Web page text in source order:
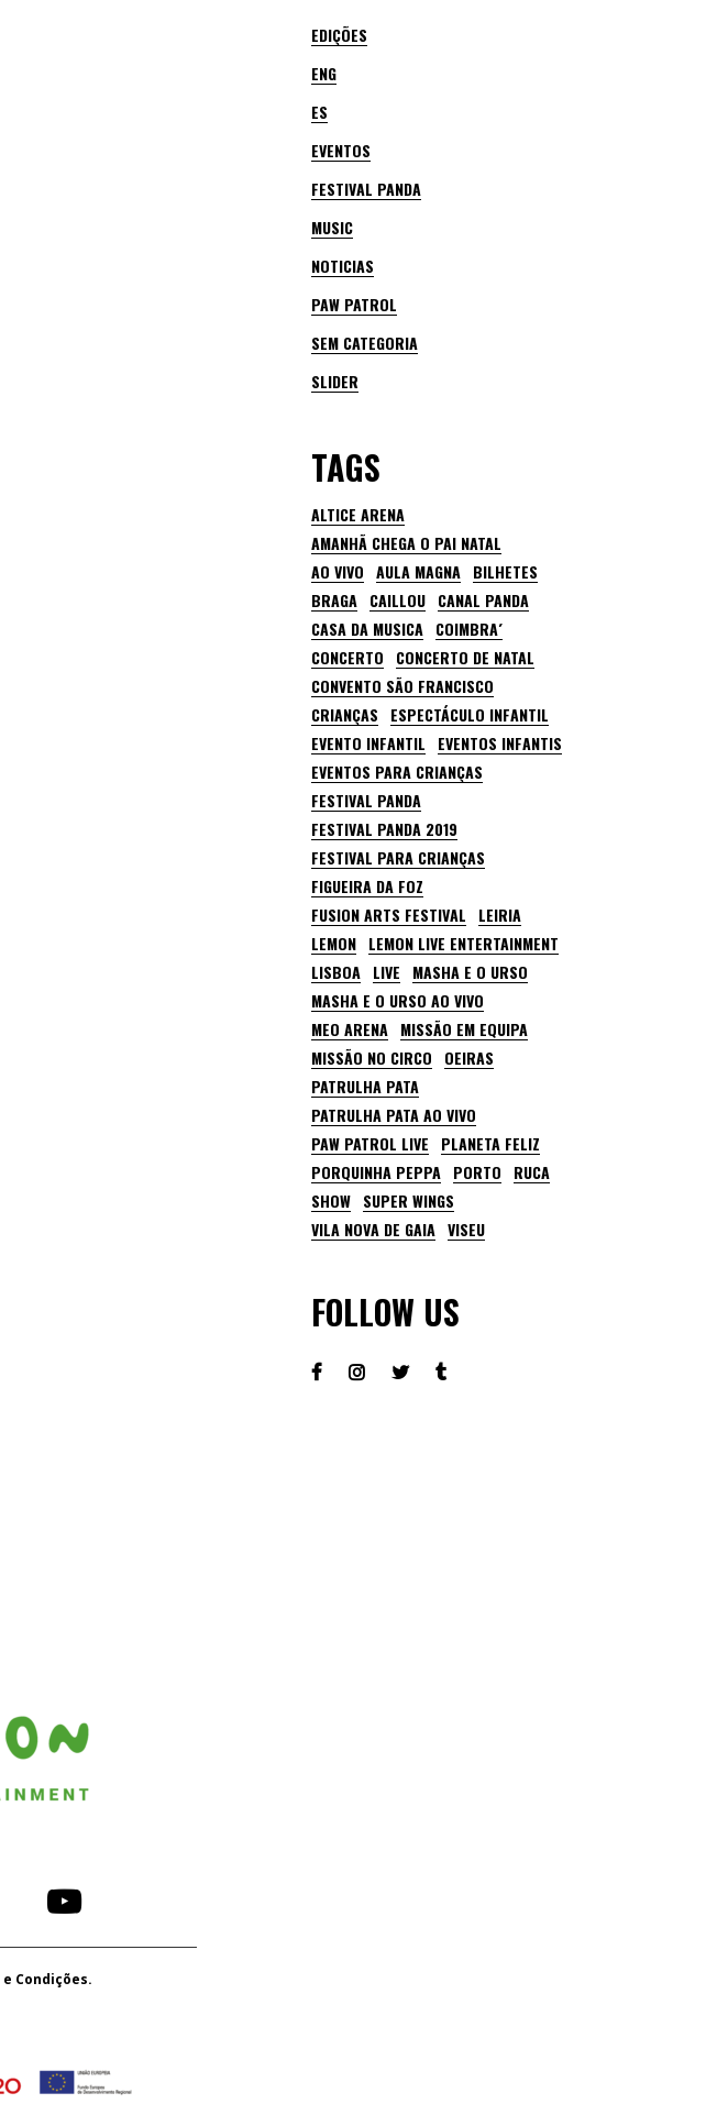
EDIÇÕES
ENG
ES
EVENTOS
FESTIVAL PANDA
MUSIC
NOTICIAS
PAW PATROL
SEM CATEGORIA
SLIDER
TAGS
ALTICE ARENA
AMANHÃ CHEGA O PAI NATAL
AO VIVO AULA MAGNA BILHETES
BRAGA CAILLOU CANAL PANDA
CASA DA MUSICA COIMBRA´
CONCERTO
CONCERTO DE NATAL
CONVENTO SÃO FRANCISCO
CRIANÇAS
ESPECTÁCULO INFANTIL
EVENTO INFANTIL
EVENTOS INFANTIS
EVENTOS PARA CRIANÇAS
FESTIVAL PANDA
FESTIVAL PANDA 2019
FESTIVAL PARA CRIANÇAS
FIGUEIRA DA FOZ
FUSION ARTS FESTIVAL
LEIRIA
LEMON LEMON LIVE ENTERTAINMENT
LISBOA LIVE
MASHA E O URSO
MASHA E O URSO AO VIVO
MEO ARENA MISSÃO EM EQUIPA
MISSÃO NO CIRCO
OEIRAS
PATRULHA PATA
PATRULHA PATA AO VIVO
PAW PATROL LIVE
PLANETA FELIZ
PORQUINHA PEPPA PORTO
RUCA
SHOW SUPER WINGS
VILA NOVA DE GAIA VISEU
FOLLOW US
Condições.